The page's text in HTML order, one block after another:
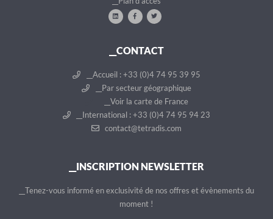
__CONTACT
__Accueil : +33 (0)4 74 95 39 95
__Par secteur géographique
__Voir la carte de France
__International : +33 (0)4 74 95 94 23
contact@tetradis.com
__INSCRIPTION NEWSLETTER
__Tenez-vous informé en exclusivité de nos offres et évènements du
moment !